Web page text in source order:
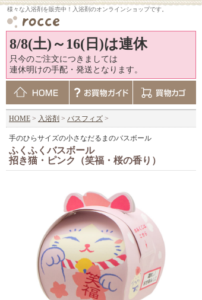
様々な入浴剤を販売中！入浴剤のオンラインショップです。
8/8(土)～16(日)は連休
只今のご注文につきましては
連休明けの手配・発送となります。
HOME > 入浴剤 > バスフィズ >
手のひらサイズの小さなだるまのバスボール
ふくふくバスボール
招き猫・ピンク（笑福・桜の香り）